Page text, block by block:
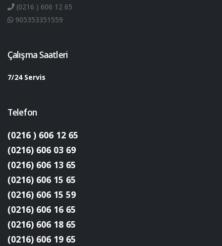
(0216 ) 606 12 65
905353351559
Çalışma Saatleri
7/24 Servis
Telefon
(0216 ) 606 12 65
(0216) 606 03 69
(0216) 606 13 65
(0216) 606 15 65
(0216) 606 15 59
(0216) 606 16 65
(0216) 606 18 65
(0216) 606 19 65